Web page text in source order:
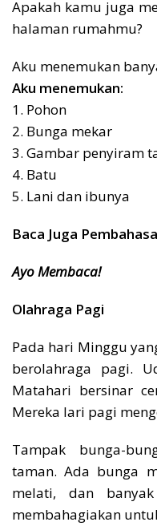
Apakah kamu juga
halaman rumahmu?
Aku menemukan
Aku menemukan:
1. Pohon
2. Bunga mekar
3. Gambar penyiram
4. Batu
5. Lani dan ibunya
Baca Juga
Ayo Membaca!
Olahraga Pagi
Pada hari Minggu
berolahraga pagi.
Matahari bersinar
Mereka lari pagi
Tampak bunga-
taman. Ada bunga
melati, dan
membahagiakan